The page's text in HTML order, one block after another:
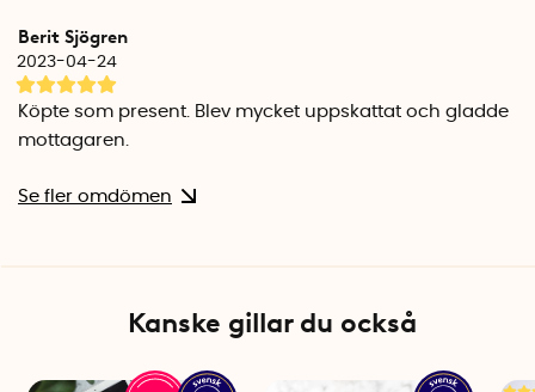
Berit Sjögren
2023-04-24
Köpte som present. Blev mycket uppskattat och gladde
mottagaren.
Se fler omdömen
Kanske gillar du också